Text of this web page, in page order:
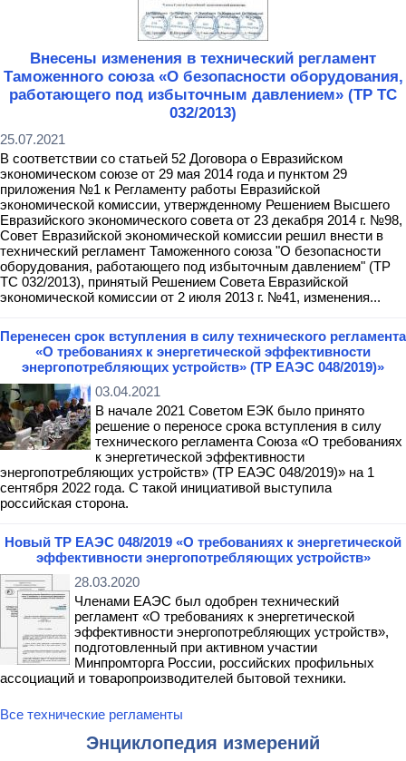
Внесены изменения в технический регламент
Таможенного союза «О безопасности оборудования,
работающего под избыточным давлением» (ТР ТС
032/2013)
25.07.2021
В соответствии со статьей 52 Договора о Евразийском
экономическом союзе от 29 мая 2014 года и пунктом 29
приложения №1 к Регламенту работы Евразийской
экономической комиссии, утвержденному Решением Высшего
Евразийского экономического совета от 23 декабря 2014 г. №98,
Совет Евразийской экономической комиссии решил внести в
технический регламент Таможенного союза "О безопасности
оборудования, работающего под избыточным давлением" (ТР
ТС 032/2013), принятый Решением Совета Евразийской
экономической комиссии от 2 июля 2013 г. №41, изменения...
Перенесен срок вступления в силу технического регламента
«О требованиях к энергетической эффективности
энергопотребляющих устройств» (ТР ЕАЭС 048/2019)»
03.04.2021
В начале 2021 Советом ЕЭК было принято
решение о переносе срока вступления в силу
технического регламента Союза «О требованиях
к энергетической эффективности
энергопотребляющих устройств» (ТР ЕАЭС 048/2019)» на 1
сентября 2022 года. С такой инициативой выступила
российская сторона.
Новый ТР ЕАЭС 048/2019 «О требованиях к энергетической
эффективности энергопотребляющих устройств»
28.03.2020
Членами ЕАЭС был одобрен технический
регламент «О требованиях к энергетической
эффективности энергопотребляющих устройств»,
подготовленный при активном участии
Минпромторга России, российских профильных
ассоциаций и товаропроизводителей бытовой техники.
Все технические регламенты
Энциклопедия измерений